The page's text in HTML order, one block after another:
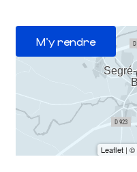
M'y rendre